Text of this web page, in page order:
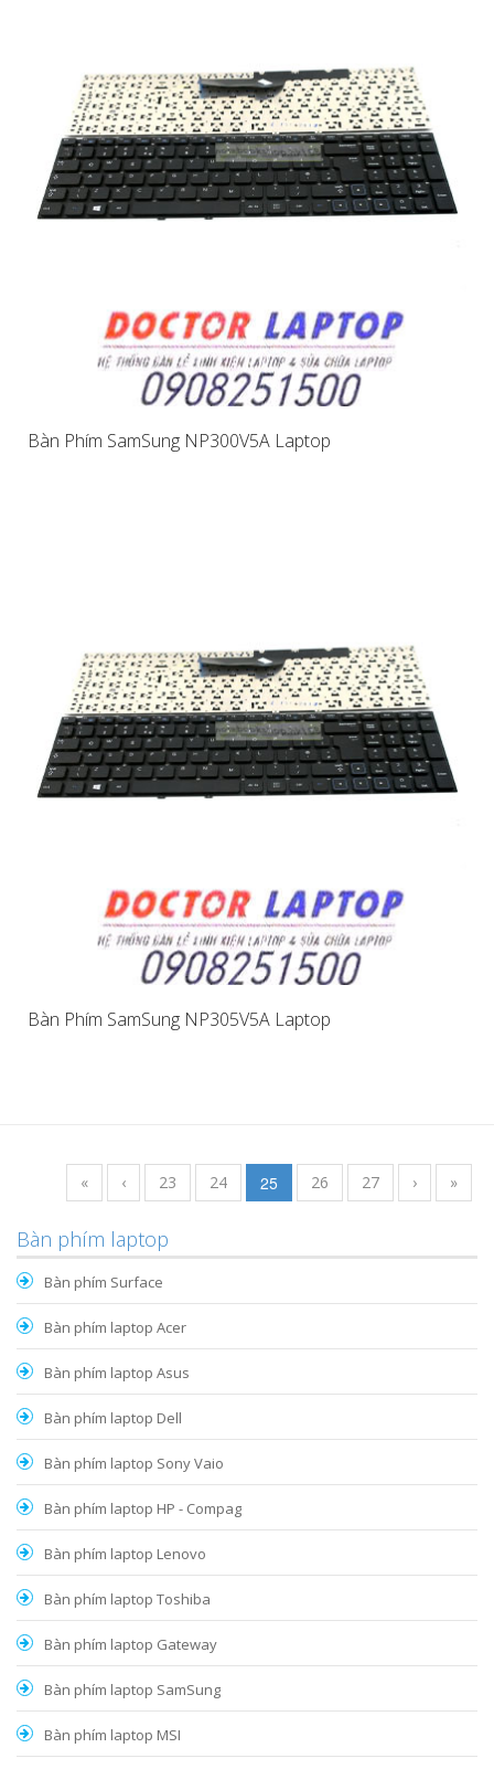
Bàn Phím SamSung NP300V5A Laptop
Bàn Phím SamSung NP305V5A Laptop
« ‹ 23 24 25 26 27 › »
Bàn phím laptop
Bàn phím Surface
Bàn phím laptop Acer
Bàn phím laptop Asus
Bàn phím laptop Dell
Bàn phím laptop Sony Vaio
Bàn phím laptop HP - Compag
Bàn phím laptop Lenovo
Bàn phím laptop Toshiba
Bàn phím laptop Gateway
Bàn phím laptop SamSung
Bàn phím laptop MSI